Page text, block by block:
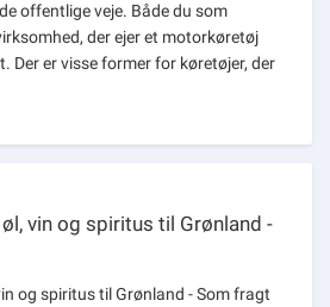
offentlige veje. Både du som
der ejer et motorkøretøj
Der er visse former for køretøjer, der
vin og spiritus til Grønland -
og spiritus til Grønland - Som fragt